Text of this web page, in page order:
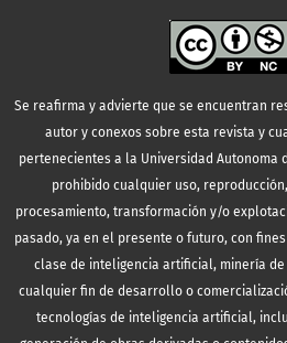
Se reafirma y advierte que se encuentran
autor y conexos sobre esta revista y
pertenecientes a la Universidad Autonoma
prohibido cualquier uso,
procesamiento, transformación y/o
pasado, ya en el presente o futuro, con
clase de inteligencia artificial, minería
cualquier fin de desarrollo o
tecnologías de inteligencia artificial,